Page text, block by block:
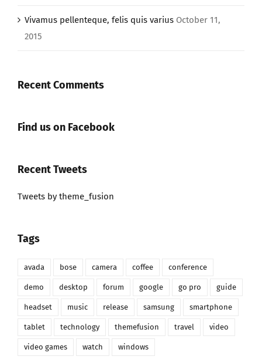
Vivamus pellenteque, felis quis varius October 11,
2015
Recent Comments
Find us on Facebook
Recent Tweets
Tweets by theme_fusion
Tags
avada bose camera coffee conference
demo desktop forum google go pro guide
headset music release samsung smartphone
tablet technology themefusion travel video
video games watch windows